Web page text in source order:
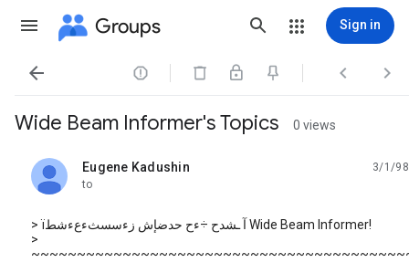
Groups Sign in
   
Wide Beam Informer's Topics 0 views
Eugene Kadushin
unread,
3/1/98
to
> ïآ ـشدح ÷ءح حدضإش زءسسثءعءشط Wide Beam Informer!
>